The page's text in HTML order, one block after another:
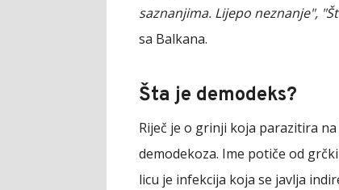
saznanjima. Lijepo neznanje",
sa Balkana.
Šta je demodeks?
Riječ je o grinji koja parazitira
demodekoza. Ime potiče od
licu je infekcija koja se javlja